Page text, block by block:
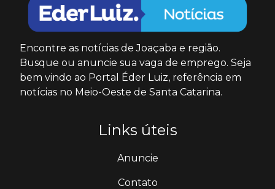
Encontre as notícias de Joaçaba e região.
Busque ou anuncie sua vaga de emprego. Seja
bem vindo ao Portal Éder Luiz, referência em
notícias no Meio-Oeste de Santa Catarina.
Links úteis
Anuncie
Contato